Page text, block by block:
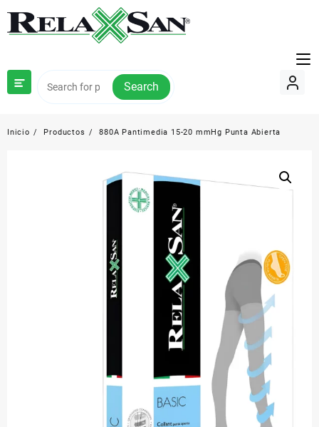
contenido
Search
Inicio Productos 880A Pantimedia 15-20 mmHg Punta Abierta